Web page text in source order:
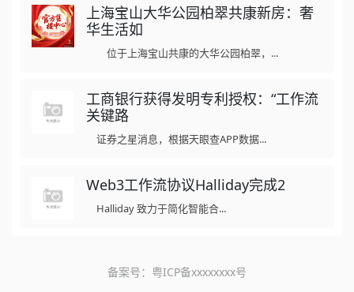
上海宝山大华公园柏翠共康新房：奢
华生活如
位于上海宝山共康的大华公园柏翠，...
工商银行获得发明专利授权：“工作流
关键路
证券之星消息，根据天眼查APP数据...
Web3工作流协议Halliday完成2
Halliday 致力于简化智能合...
备案号： 粤ICP备xxxxxxxx号